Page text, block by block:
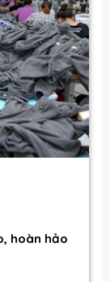
hoàn hảo